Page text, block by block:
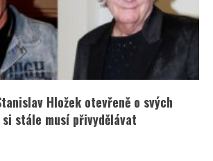
Hložek otevřeně o svých
si stále musí přivydělávat